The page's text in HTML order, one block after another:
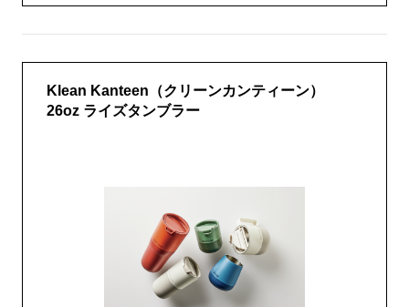
Klean Kanteen（クリーンカンティーン）
26oz ライズタンブラー